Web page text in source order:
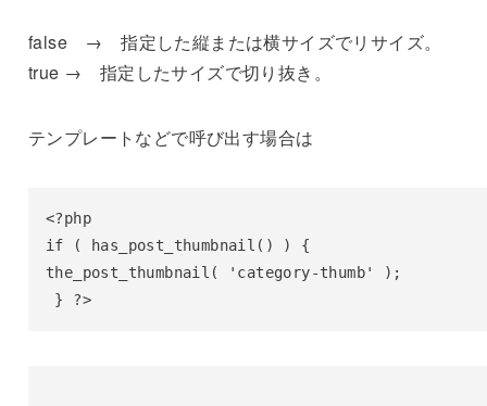
false → 指定した縦または横サイズでリサイズ。
true → 指定したサイズで切り抜き。
テンプレートなどで呼び出す場合は
<?php
if ( has_post_thumbnail() ) {
the_post_thumbnail( 'category-thumb' );
} ?>